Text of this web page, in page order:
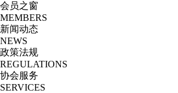
会员之窗
MEMBERS
新闻动态
NEWS
政策法规
REGULATIONS
协会服务
SERVICES